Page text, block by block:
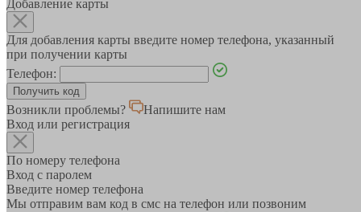
Добавление карты
Для добавления карты введите номер телефона, указанный
при получении карты
Телефон:
Возникли проблемы?
Напишите нам
Вход или регистрация
По номеру телефона
Вход с паролем
Введите номер телефона
Мы отправим вам код в смс на телефон или позвоним